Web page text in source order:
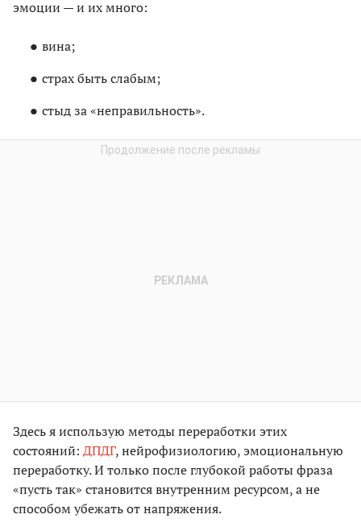
эмоции — и их много:
вина;
страх быть слабым;
стыд за «неправильность».
Здесь я использую методы переработки этих
состояний: ДПДГ, нейрофизиологию, эмоциональную
переработку. И только после глубокой работы фраза
«пусть так» становится внутренним ресурсом, а не
способом убежать от напряжения.